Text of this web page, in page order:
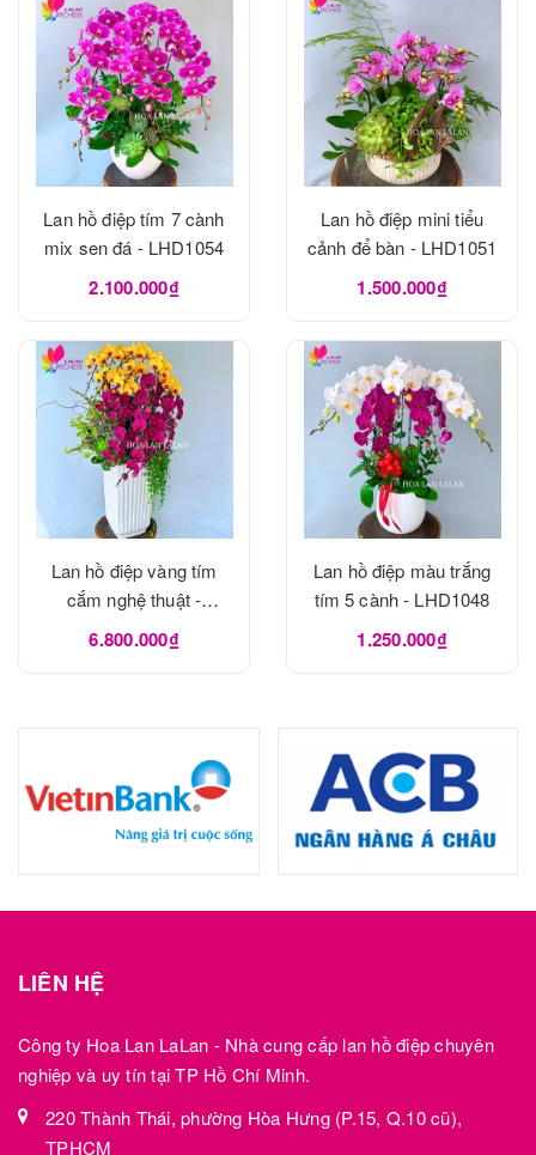
Lan hồ điệp tím 7 cành
mix sen đá - LHD1054
2.100.000₫
Lan hồ điệp mini tiểu
cảnh để bàn - LHD1051
1.500.000₫
Lan hồ điệp vàng tím
cắm nghệ thuật -
LHD1049
6.800.000₫
Lan hồ điệp màu trắng
tím 5 cành - LHD1048
1.250.000₫
LIÊN HỆ
Công ty Hoa Lan LaLan - Nhà cung cấp lan hồ điệp chuyên
nghiệp và uy tín tại TP Hồ Chí Minh.
220 Thành Thái, phường Hòa Hưng (P.15, Q.10 cũ),
TPHCM